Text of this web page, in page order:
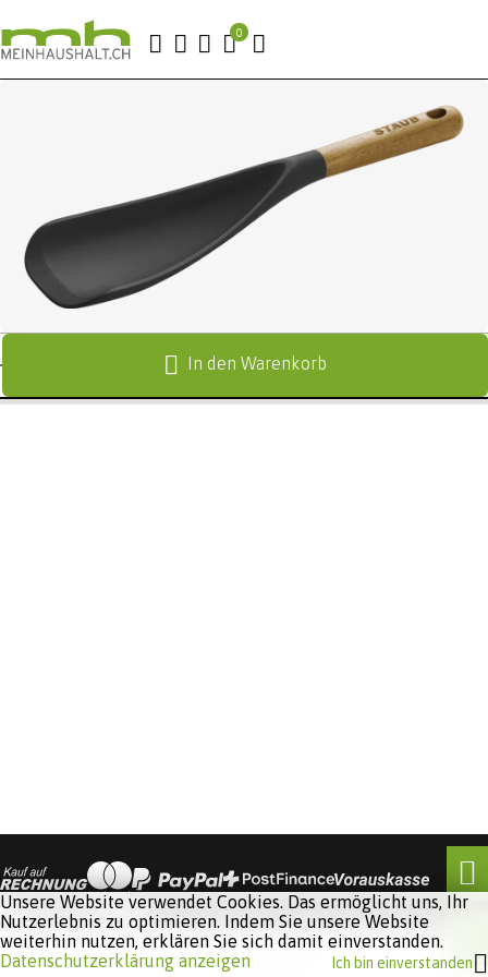
In den Warenkorb
Software:
Unsere Website verwendet Cookies. Das ermöglicht uns, Ihr
Nutzerlebnis zu optimieren. Indem Sie unsere Website
weiterhin nutzen, erklären Sie sich damit einverstanden.
Datenschutzerklärung anzeigen
Ich bin einverstanden